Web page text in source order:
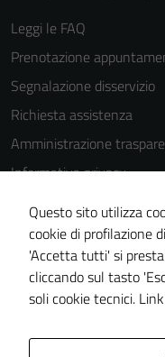
Leggi le FAQ
Prenotazione
Segnalazione disservizio
Richiesta assistenza
Amministrazione
Informativa privacy
Cookie Policy
Note legali
Dichiarazione di
Piano di miglioramento
Questo sito utilizza
cookie di profilazione
'Accetta tutti' si
cliccando sul tasto
soli cookie tecnici.